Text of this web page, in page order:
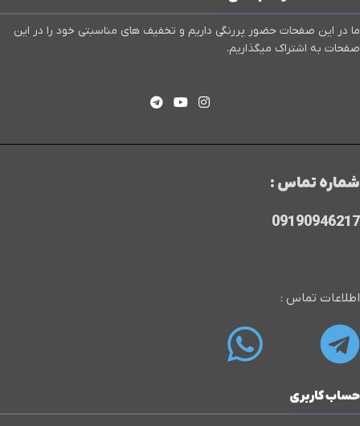
ما در این صفحات حضور پررنگی داریم و تخفیف های مناسبتی خود را در این
صفحات به اشتراک میگذاریم.
شماره تماس :
09190946217
اطلاعات تماس :
حساب کاربری